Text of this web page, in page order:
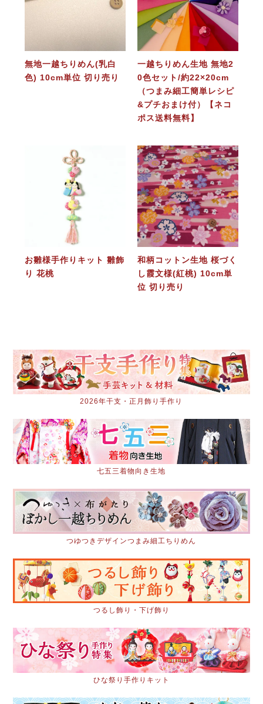
無地一越ちりめん(乳白
色) 10cm単位 切り売り
一越ちりめん生地 無地2
0色セット/約22×20cm
（つまみ細工簡単レシピ
&プチおまけ付）【ネコ
ポス送料無料】
お雛様手作りキット 雛飾
り 花桃
和柄コットン生地 桜づく
し霞文様(紅桃) 10cm単
位 切り売り
2026年干支・正月飾り手作り
七五三着物向き生地
つゆつきデザインつまみ細工ちりめん
つるし飾り・下げ飾り
ひな祭り手作りキット